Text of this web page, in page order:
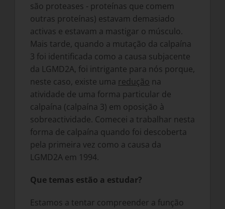
são proteases - proteínas que comem
outras proteínas) estavam demasiado
activas e estavam a mastigar o músculo.
Mais tarde, quando a mutação da calpaína
3 foi identificada como a causa subjacente
da LGMD2A, foi intrigante para nós porque,
neste caso, existe uma redução na
atividade de uma forma particular de
calpaína (calpaína 3) em oposição à
sobreactividade. Comecei a trabalhar nesta
forma de calpaína quando foi descoberta
pela primeira vez como a causa da
LGMD2A em 1994.
Que temas estão a estudar?
Estamos a tentar compreender a função